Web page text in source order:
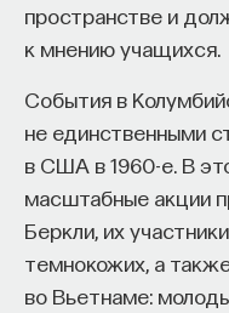
пространстве и
к мнению учащихся.
События в
не единственными
в США в 1960-е. В
масштабные акции
Беркли, их
темнокожих, а
во Вьетнаме: